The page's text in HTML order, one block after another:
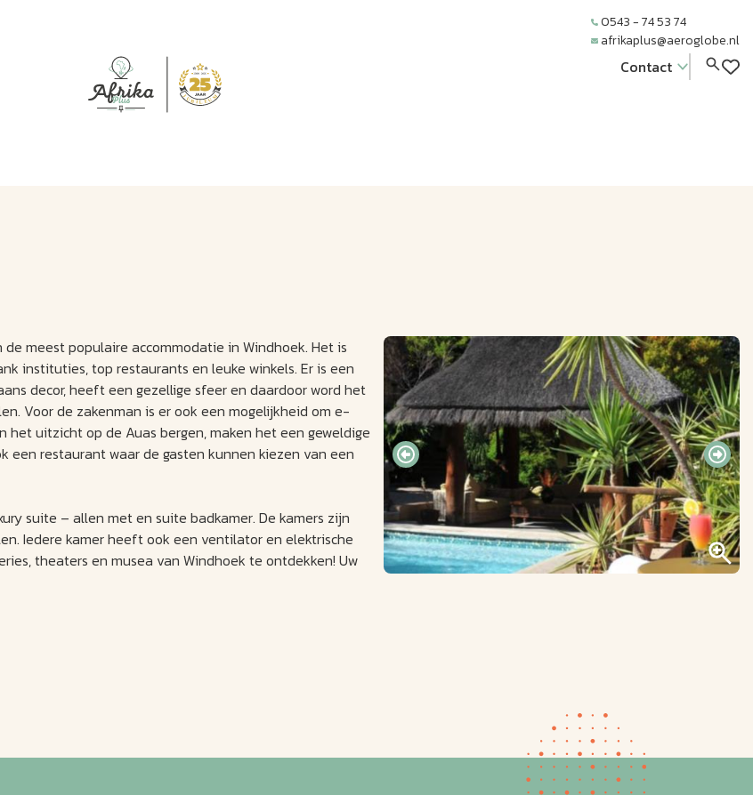
JUBIL EUM
0543 - 74 53 74
afrikaplus@aeroglobe.nl
Contact
meest populaire accommodatie in Windhoek. Het is
instituties, top restaurants en leuke winkels. Er is een
decor, heeft een gezellige sfeer en daardoor word het
Voor de zakenman is er ook een mogelijkheid om e-
uitzicht op de Auas bergen, maken het een geweldige
restaurant waar de gasten kunnen kiezen van een
suite – allen met en suite badkamer. De kamers zijn
Iedere kamer heeft ook een ventilator en elektrische
theaters en musea van Windhoek te ontdekken! Uw